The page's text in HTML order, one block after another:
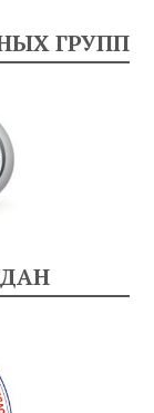
ГРУПП